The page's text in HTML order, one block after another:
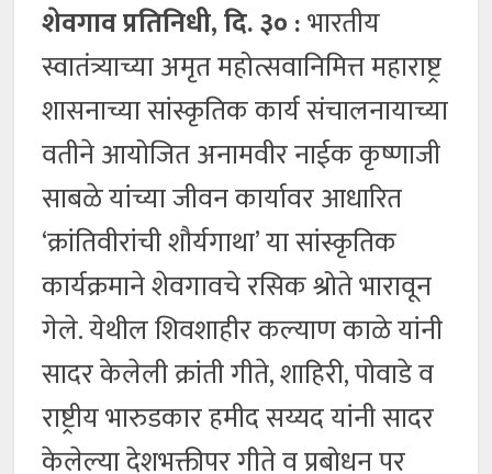
शेवगाव प्रतिनिधी, दि. ३० :भारतीय
स्वातंत्र्याच्या अमृत महोत्सवानिमित्त महाराष्ट्र
शासनाच्या सांस्कृतिक कार्य संचालनायाच्या
वतीने आयोजित अनामवीर नाईक कृष्णाजी
साबळे यांच्या जीवन कार्यावर आधारित
‘क्रांतिवीरांची शौर्यगाथा’ या सांस्कृतिक
कार्यक्रमाने शेवगावचे रसिक श्रोते भारावून
गेले. येथील शिवशाहीर कल्याण काळे यांनी
सादर केलेली क्रांती गीते, शाहिरी, पोवाडे व
राष्ट्रीय भारुडकार हमीद सय्यद यांनी सादर
केलेल्या देशभक्तीपर गीते व प्रबोधन पर